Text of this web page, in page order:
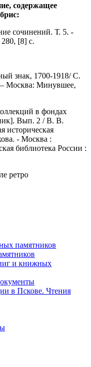
содержащее
сочинений. Т. 5. -
[8] с.
знак, 1700-1918/ С.
Москва: Минувшее,
в фондах
Вып. 2 / В. В.
историческая
- Москва :
библиотека России :
памятников
и книжных
в Пскове. Чтения